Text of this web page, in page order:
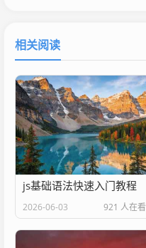
相关阅读
js基础语法快速入门教程
2026-06-03 921 人在看